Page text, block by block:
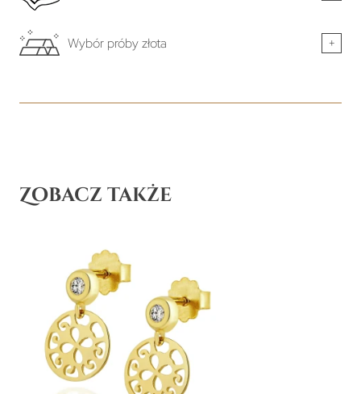
Wybór próby złota +
Zobacz także